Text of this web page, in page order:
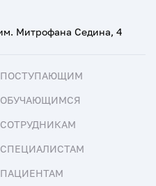
Митрофана Седина, 4
ПОСТУПАЮЩИМ
ОБУЧАЮЩИМСЯ
СОТРУДНИКАМ
СПЕЦИАЛИСТАМ
ПАЦИЕНТАМ